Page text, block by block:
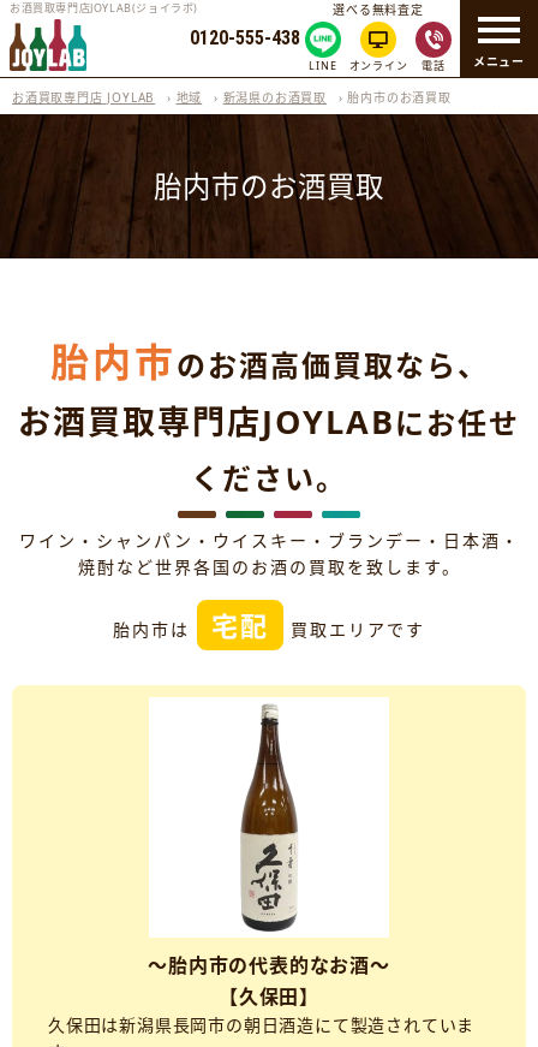
メニュー
お酒買取専門店JOYLAB(ジョイラボ)
0120-555-438
選べる無料査定
LINE オンライン 電話
お酒買取専門店 JOYLAB › 地域 › 新潟県のお酒買取 ›胎内市のお酒買取
胎内市のお酒買取
胎内市のお酒高価買取なら、
お酒買取専門店JOYLABにお任せ
ください。
ワイン・シャンパン・ウイスキー・ブランデー・日本酒・
焼酎など世界各国のお酒の買取を致します。
胎内市は 宅配 買取エリアです
～胎内市の代表的なお酒～
【久保田】
久保田は新潟県長岡市の朝日酒造にて製造されていま